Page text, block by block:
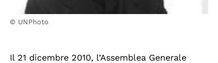
© UNPhoto
Il 21 dicembre 2010, l’Assemblea Generale